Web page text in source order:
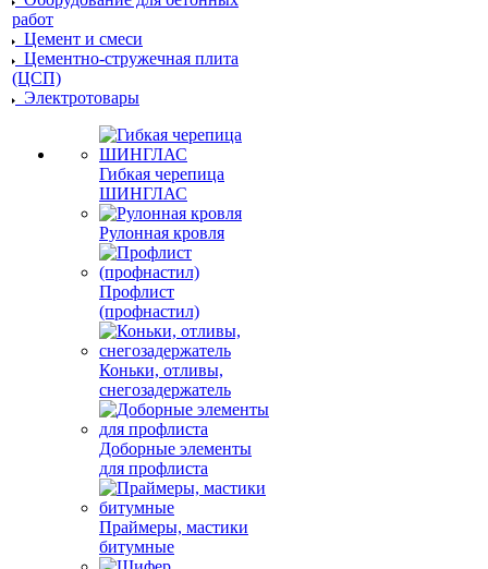
работ
Цемент и смеси
Цементно-стружечная плита
(ЦСП)
Электротовары
Гибкая черепица
ШИНГЛАС
Рулонная кровля
Профлист
(профнастил)
Коньки, отливы,
снегозадержатель
Доборные элементы
для профлиста
Праймеры, мастики
битумные